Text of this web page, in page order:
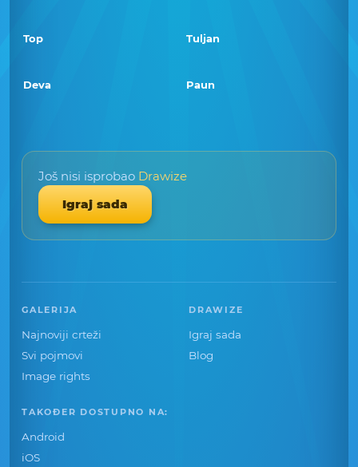
Top Tuljan
Deva Paun
Još nisi isprobao Drawize
Igraj sada
GALERIJA
Najnoviji crteži
Svi pojmovi
Image rights
DRAWIZE
Igraj sada
Blog
TAKOĐER DOSTUPNO NA:
Android
iOS